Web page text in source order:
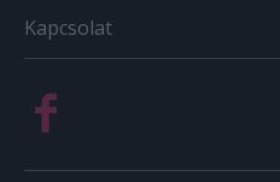
Kapcsolat